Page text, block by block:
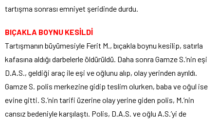
tartışma sonrası emniyet şeridinde durdu.
BIÇAKLA BOYNU KESİLDİ
Tartışmanın büyümesiyle Ferit M., bıçakla boynu kesilip, satırla
kafasına aldığı darbelerle öldürüldü. Daha sonra Gamze S.’nin eşi
D.A.S., geldiği araç ile eşi ve oğlunu alıp, olay yerinden ayrıldı.
Gamze S. polis merkezine gidip teslim olurken, baba ve oğul ise
evine gitti. S.’nin tarifi üzerine olay yerine giden polis, M.’nin
cansız bedeniyle karşılaştı. Polis, D.A.S. ve oğlu A.S.’yi de